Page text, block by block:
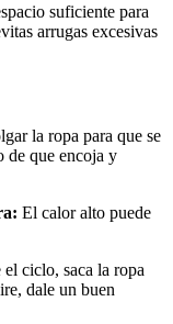
suficiente para
arrugas excesivas
la ropa para que se
de que encoja y
El calor alto puede
ciclo, saca la ropa
dale un buen